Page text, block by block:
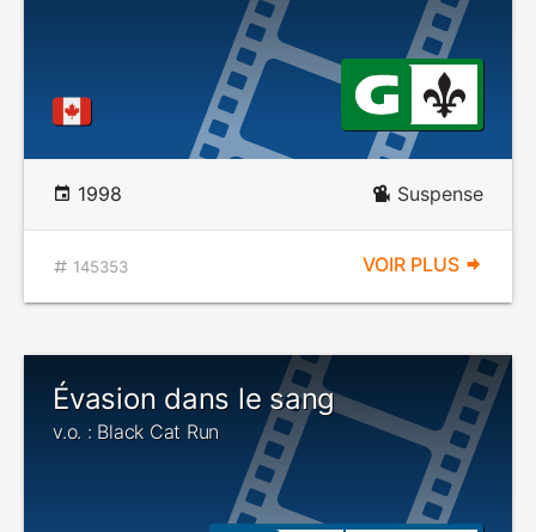
1998 Suspense
145353 VOIR PLUS
Évasion dans le sang
v.o. : Black Cat Run